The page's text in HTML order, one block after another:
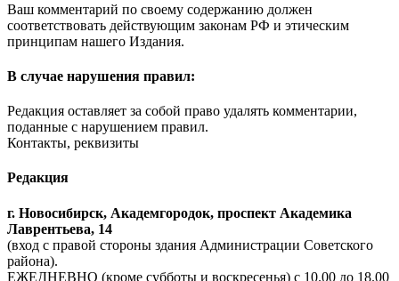
Ваш комментарий по своему содержанию должен
соответствовать действующим законам РФ и этическим
принципам нашего Издания.
В случае нарушения правил:
Редакция оставляет за собой право удалять комментарии,
поданные с нарушением правил.
Контакты, реквизиты
Редакция
г. Новосибирск, Академгородок, проспект Академика
Лаврентьева, 14
(вход с правой стороны здания Администрации Советского
района).
ЕЖЕДНЕВНО (кроме субботы и воскресенья) с 10.00 до 18.00